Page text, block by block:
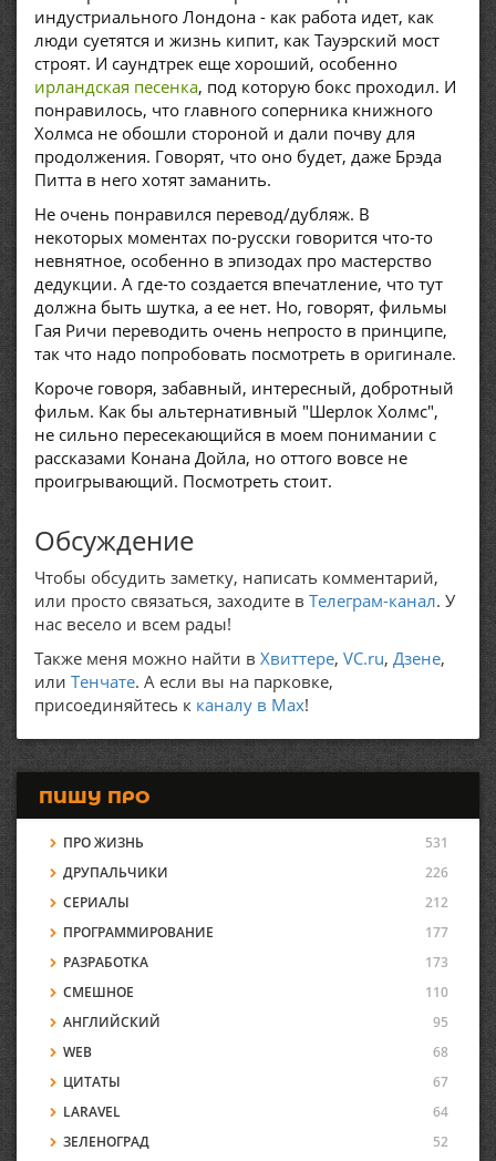
индустриального Лондона - как работа идет, как
люди суетятся и жизнь кипит, как Тауэрский мост
строят. И саундтрек еще хороший, особенно
ирландская песенка, под которую бокс проходил. И
понравилось, что главного соперника книжного
Холмса не обошли стороной и дали почву для
продолжения. Говорят, что оно будет, даже Брэда
Питта в него хотят заманить.
Не очень понравился перевод/дубляж. В
некоторых моментах по-русски говорится что-то
невнятное, особенно в эпизодах про мастерство
дедукции. А где-то создается впечатление, что тут
должна быть шутка, а ее нет. Но, говорят, фильмы
Гая Ричи переводить очень непросто в принципе,
так что надо попробовать посмотреть в оригинале.
Короче говоря, забавный, интересный, добротный
фильм. Как бы альтернативный "Шерлок Холмс",
не сильно пересекающийся в моем понимании с
рассказами Конана Дойла, но оттого вовсе не
проигрывающий. Посмотреть стоит.
Обсуждение
Чтобы обсудить заметку, написать комментарий,
или просто связаться, заходите в Телеграм-канал. У
нас весело и всем рады!
Также меня можно найти в Хвиттере, VC.ru, Дзене,
или Тенчате. А если вы на парковке,
присоединяйтесь к каналу в Max!
ПИШУ ПРО
ПРО ЖИЗНЬ
531
ДРУПАЛЬЧИКИ
226
СЕРИАЛЫ
212
ПРОГРАММИРОВАНИЕ
177
РАЗРАБОТКА
173
СМЕШНОЕ
110
АНГЛИЙСКИЙ
95
WEB
68
ЦИТАТЫ
67
LARAVEL
64
ЗЕЛЕНОГРАД
52